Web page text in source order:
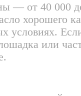
— от 40 000
хорошего
условиях.
или